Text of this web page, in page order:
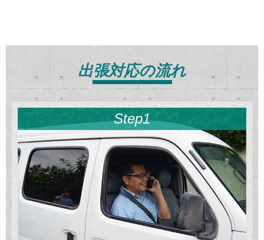
出張対応の流れ
Step1